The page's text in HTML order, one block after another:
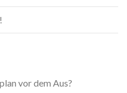
vor dem Aus?